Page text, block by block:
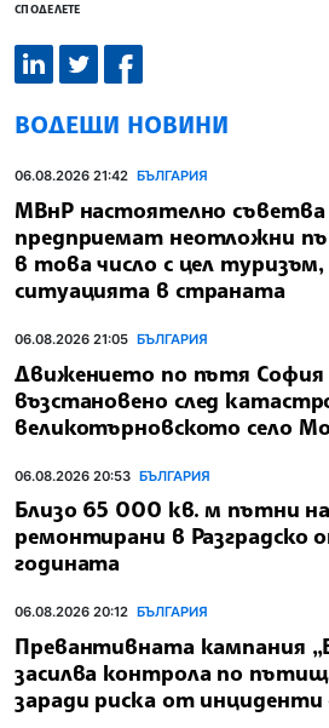
СПОДЕЛЕТЕ
ВОДЕЩИ НОВИНИ
06.08.2026 21:42 БЪЛГАРИЯ
МВнР настоятелно съветва
предприемат неотложни
в това число с цел туризъм,
ситуацията в страната
06.08.2026 21:05 БЪЛГАРИЯ
Движението по пътя София
възстановено след
великотърновското село
06.08.2026 20:53 БЪЛГАРИЯ
Близо 65 000 кв. м пътни
ремонтирани в Разградско
годината
06.08.2026 20:12 БЪЛГАРИЯ
Превантивната кампания
засилва контрола по
заради риска от инциденти